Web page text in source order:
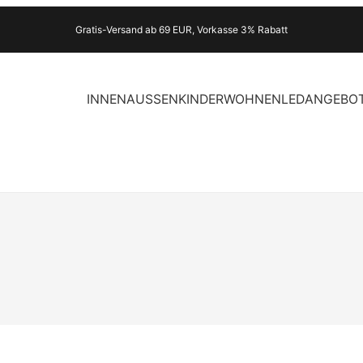
Gratis-Versand ab 69 EUR, Vorkasse 3% Rabatt
INNENAUSSENKINDERWOHNENLED